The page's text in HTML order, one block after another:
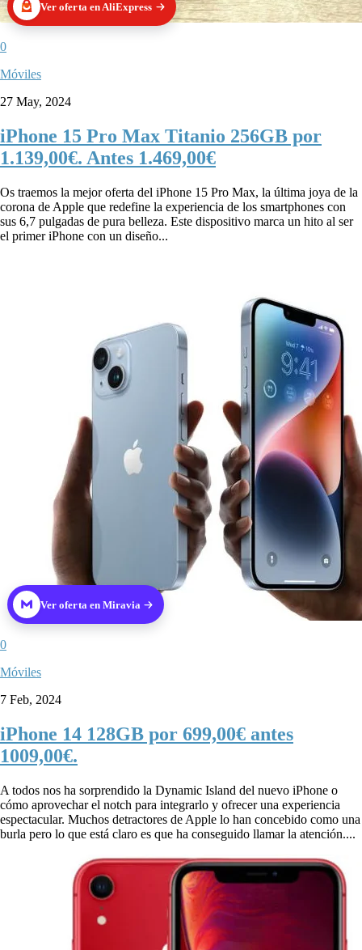
Ver oferta en AliExpress
0
Móviles
27 May, 2024
iPhone 15 Pro Max Titanio 256GB por
1.139,00€. Antes 1.469,00€
Os traemos la mejor oferta del iPhone 15 Pro Max, la última joya de la
corona de Apple que redefine la experiencia de los smartphones con
sus 6,7 pulgadas de pura belleza. Este dispositivo marca un hito al ser
el primer iPhone con un diseño...
Ver oferta en Miravia
0
Móviles
7 Feb, 2024
iPhone 14 128GB por 699,00€ antes
1009,00€.
A todos nos ha sorprendido la Dynamic Island del nuevo iPhone o
cómo aprovechar el notch para integrarlo y ofrecer una experiencia
espectacular. Muchos detractores de Apple lo han concebido como una
burla pero lo que está claro es que ha conseguido llamar la atención....